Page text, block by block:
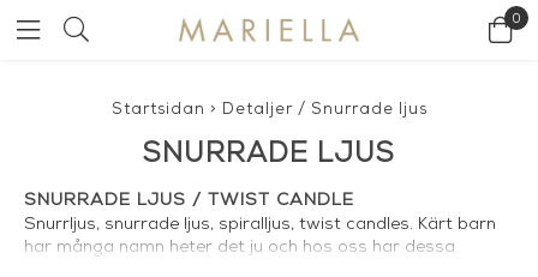
0
Startsidan > Detaljer/ Snurrade ljus
SNURRADE LJUS
SNURRADE LJUS / TWIST CANDLE
Snurrljus, snurrade ljus, spiralljus, twist candles. Kärt barn
har många namn heter det ju och hos oss har dessa